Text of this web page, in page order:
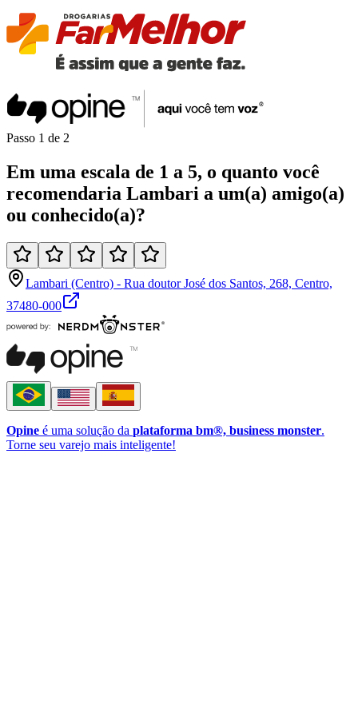
Passo 1 de 2
Em uma escala de 1 a 5, o quanto você
recomendaria Lambari a um(a) amigo(a)
ou conhecido(a)?
Lambari (Centro) - Rua doutor José dos Santos, 268, Centro,
37480-000
Opine é uma solução da plataforma bm®, business monster.
Torne seu varejo mais inteligente!